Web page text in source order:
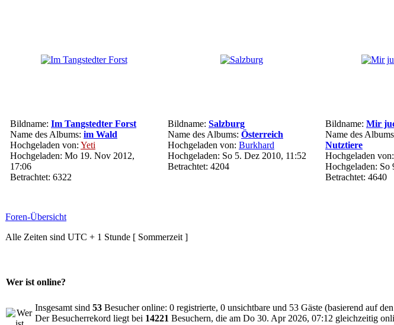
Bildname: Im Tangstedter Forst
Name des Albums: im Wald
Hochgeladen von: Yeti
Hochgeladen: Mo 19. Nov 2012,
17:06
Betrachtet: 6322
Bildname: Salzburg
Name des Albums: Österreich
Hochgeladen von: Burkhard
Hochgeladen: So 5. Dez 2010, 11:52
Betrachtet: 4204
Bildname: Mir
Name des
Nutztiere
Hochgeladen von:
Hochgeladen: So
Betrachtet: 4640
Foren-Übersicht
Alle Zeiten sind UTC + 1 Stunde [ Sommerzeit ]
Wer ist online?
Insgesamt sind 53 Besucher online: 0 registrierte, 0 unsichtbare und 53 Gäste (basierend auf
Der Besucherrekord liegt bei 14221 Besuchern, die am Do 30. Apr 2026, 07:12 gleichzeitig